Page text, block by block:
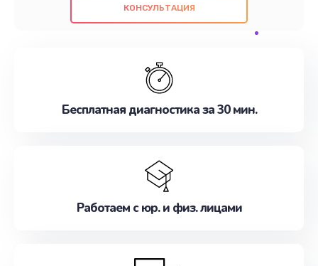
проведенных работ. Наша цель - предоставить
наилучшим образом. Не медлите записаться на
КОНСУЛЬТАЦИЯ
Бесплатная диагностика за 30 мин.
Работаем с юр. и физ. лицами